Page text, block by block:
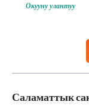
globe are
Studies, such
Окууну улантуу
Саламаттык